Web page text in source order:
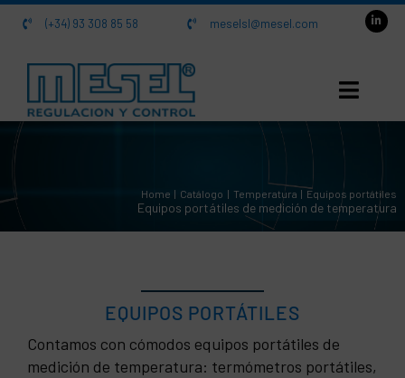
Saltar
(+34) 93 308 85 58 meselsl@mesel.com
ACTUALIDAD
CONTACTO
Home Catálogo Temperatura Equipos portátiles
Equipos portátiles de medición de temperatura
EQUIPOS PORTÁTILES
Contamos con cómodos equipos portátiles de
medición de temperatura: termómetros portátiles,